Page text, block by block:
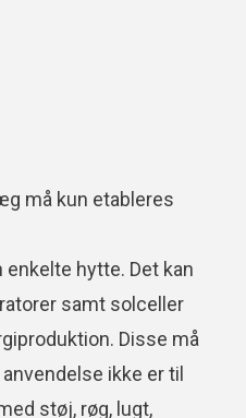
må kun etableres
hytte. Det kan
samt solceller
Disse må
ikke er til
støj, røg, lugt,